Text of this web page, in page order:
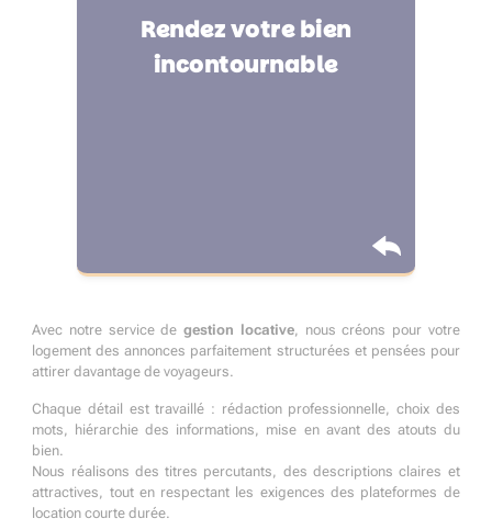
Rendez votre bien
incontournable
Des annonces optimisées
pour performer sur les
Avec notre service degestion locative, nous créons pour votre
logement des annonces parfaitement structurées et pensées pour
attirer davantage de voyageurs.
Chaque détail est travaillé : rédaction professionnelle, choix des
mots, hiérarchie des informations, mise en avant des atouts du
bien.
Nous réalisons des titres percutants, des descriptions claires et
attractives, tout en respectant les exigences des plateformes de
location courte durée.